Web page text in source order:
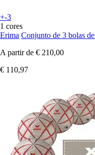
+-3
1 cores
Erima Conjunto de 3 bolas
A partir de € 210,00
€ 110,97